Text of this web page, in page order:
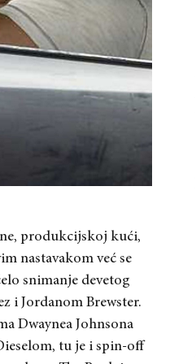
produkcijskoj kući,
nastavakom već se
snimanje devetog
i Jordanom Brewster.
Dwaynea Johnsona
tu je i spin-off